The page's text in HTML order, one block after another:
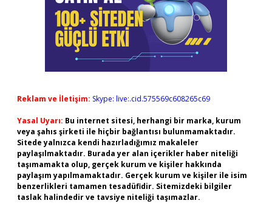
Reklam ve İletişim: Skype: live:.cid.575569c608265c69
Yasal Uyarı: Bu internet sitesi, herhangi bir marka, kurum
veya şahıs şirketi ile hiçbir bağlantısı bulunmamaktadır.
Sitede yalnızca kendi hazırladığımız makaleler
paylaşılmaktadır. Burada yer alan içerikler haber niteliği
taşımamakta olup, gerçek kurum ve kişiler hakkında
paylaşım yapılmamaktadır. Gerçek kurum ve kişiler ile isim
benzerlikleri tamamen tesadüfidir. Sitemizdeki bilgiler
taslak halindedir ve tavsiye niteliği taşımazlar.